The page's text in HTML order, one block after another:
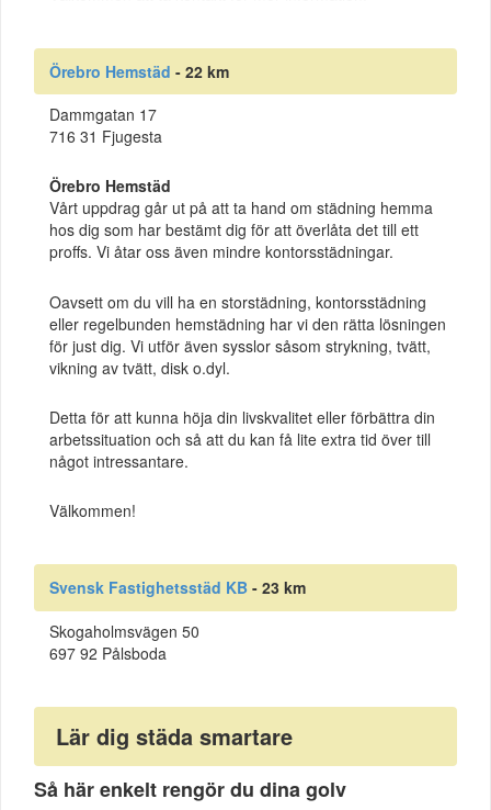
Örebro Hemstäd - 22 km
Dammgatan 17
716 31 Fjugesta
Örebro Hemstäd
Vårt uppdrag går ut på att ta hand om städning hemma
hos dig som har bestämt dig för att överlåta det till ett
proffs. Vi åtar oss även mindre kontorsstädningar.
Oavsett om du vill ha en storstädning, kontorsstädning
eller regelbunden hemstädning har vi den rätta lösningen
för just dig. Vi utför även sysslor såsom strykning, tvätt,
vikning av tvätt, disk o.dyl.
Detta för att kunna höja din livskvalitet eller förbättra din
arbetssituation och så att du kan få lite extra tid över till
något intressantare.
Välkommen!
Svensk Fastighetsstäd KB - 23 km
Skogaholmsvägen 50
697 92 Pålsboda
Lär dig städa smartare
Så här enkelt rengör du dina golv